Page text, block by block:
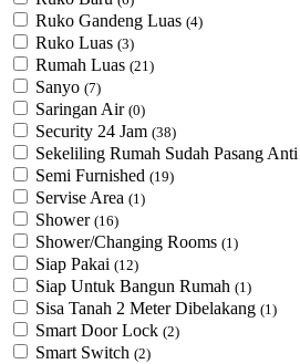
Ruko Gandeng Luas (4)
Ruko Luas (3)
Rumah Luas (21)
Sanyo (7)
Saringan Air (0)
Security 24 Jam (38)
Sekeliling Rumah Sudah Pasang
Semi Furnished (19)
Servise Area (1)
Shower (16)
Shower/Changing Rooms (1)
Siap Pakai (12)
Siap Untuk Bangun Rumah (1)
Sisa Tanah 2 Meter Dibelakang (1)
Smart Door Lock (2)
Smart Switch (2)